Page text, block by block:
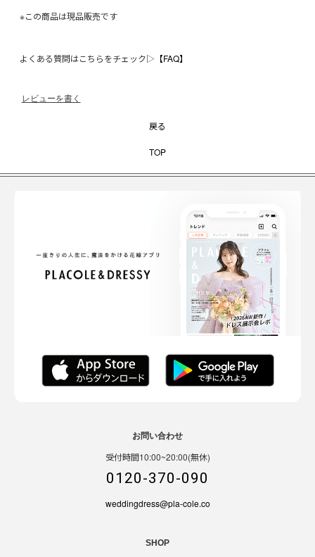
※この商品は現品販売です
よくある質問はこちらをチェック▷ 【FAQ】
レビューを書く
戻る
TOP
お問い合わせ
受付時間10:00~20:00(無休)
0120-370-090
weddingdress@pla-cole.co
SHOP